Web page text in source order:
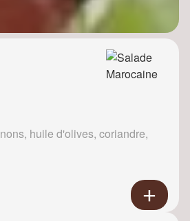
huile d'olives, coriandre,